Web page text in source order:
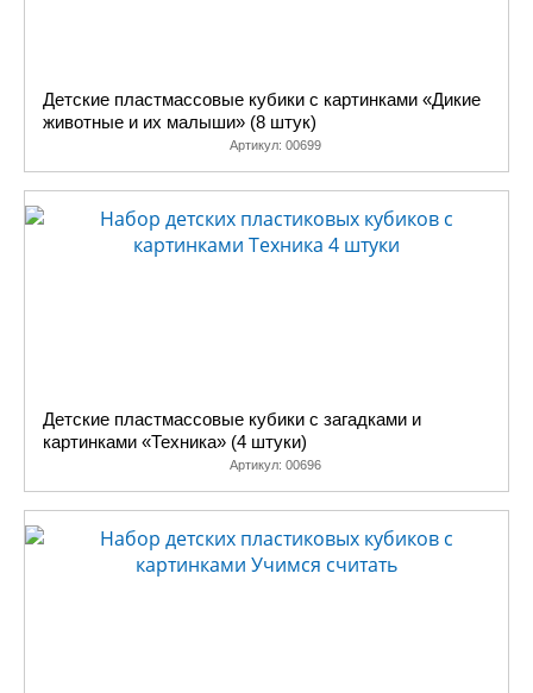
Детские пластмассовые кубики с картинками «Дикие
животные и их малыши» (8 штук)
Артикул: 00699
Детские пластмассовые кубики с загадками и
картинками «Техника» (4 штуки)
Артикул: 00696